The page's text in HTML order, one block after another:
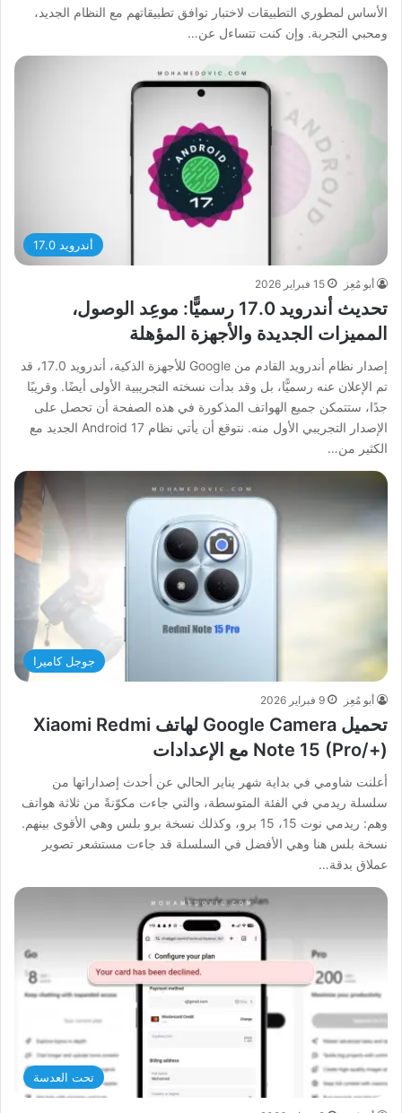
الأساس لمطوري التطبيقات لاختبار توافق تطبيقاتهم مع النظام الجديد،
ومحبي التجربة. وإن كنت تتساءل عن…
أندرويد 17.0
أبو مُعِز 15 فبراير 2026
تحديث أندرويد 17.0 رسميًّا: موعِد الوصول،
المميزات الجديدة والأجهزة المؤهلة
إصدار نظام أندرويد القادم من Google للأجهزة الذكية، أندرويد 17.0، قد
تم الإعلان عنه رسميًّا، بل وقد بدأت نسخته التجريبية الأولى أيضًا. وقريبًا
جدًا، ستتمكن جميع الهواتف المذكورة في هذه الصفحة أن تحصل على
الإصدار التجريبي الأول منه. نتوقع أن يأتي نظام Android 17 الجديد مع
الكثير من…
جوجل كاميرا
أبو مُعِز 9 فبراير 2026
تحميل Google Camera لهاتف Xiaomi Redmi
Note 15 (Pro/+) مع الإعدادات
أعلنت شاومي في بداية شهر يناير الحالي عن أحدث إصداراتها من
سلسلة ريدمي في الفئة المتوسطة، والتي جاءت مكوّنةً من ثلاثة هواتف
وهم: ريدمي نوت 15، 15 برو، وكذلك نسخة برو بلس وهي الأقوى بينهم.
نسخة بلس هنا وهي الأفضل في السلسلة قد جاءت مستشعر تصوير
عملاق بدقة…
تحت العدسة